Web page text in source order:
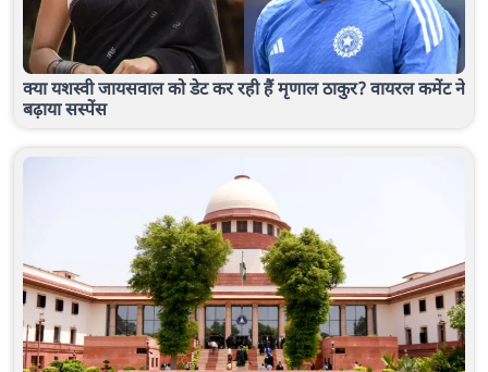
क्या यशस्वी जायसवाल को डेट कर रही हैं मृणाल ठाकुर? वायरल कमेंट ने
बढ़ाया सस्पेंस